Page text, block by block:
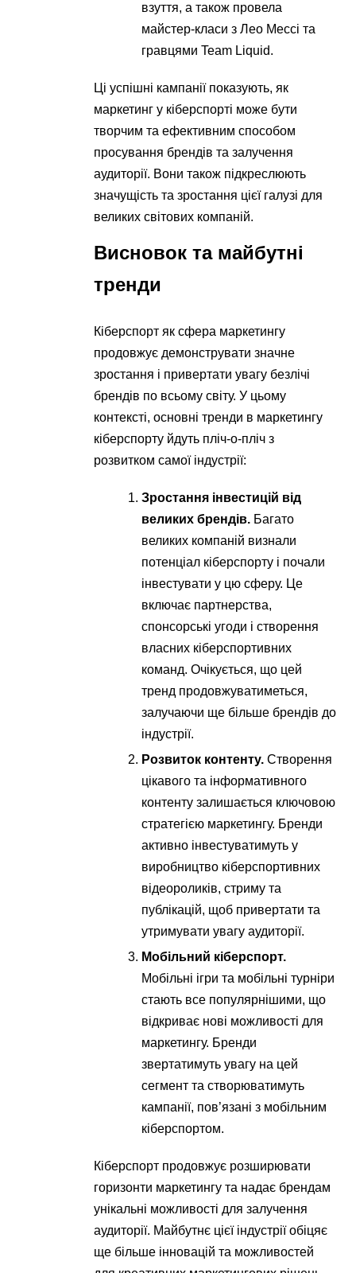
взуття, а також провела
майстер-класи з Лео Мессі та
гравцями Team Liquid.
Ці успішні кампанії показують, як
маркетинг у кіберспорті може бути
творчим та ефективним способом
просування брендів та залучення
аудиторії. Вони також підкреслюють
значущість та зростання цієї галузі для
великих світових компаній.
Висновок та майбутні
тренди
Кіберспорт як сфера маркетингу
продовжує демонструвати значне
зростання і привертати увагу безлічі
брендів по всьому світу. У цьому
контексті, основні тренди в маркетингу
кіберспорту йдуть пліч-о-пліч з
розвитком самої індустрії:
Зростання інвестицій від
великих брендів. Багато
великих компаній визнали
потенціал кіберспорту і почали
інвестувати у цю сферу. Це
включає партнерства,
спонсорські угоди і створення
власних кіберспортивних
команд. Очікується, що цей
тренд продовжуватиметься,
залучаючи ще більше брендів до
індустрії.
Розвиток контенту. Створення
цікавого та інформативного
контенту залишається ключовою
стратегією маркетингу. Бренди
активно інвестуватимуть у
виробництво кіберспортивних
відеороликів, стриму та
публікацій, щоб привертати та
утримувати увагу аудиторії.
Мобільний кіберспорт.
Мобільні ігри та мобільні турніри
стають все популярнішими, що
відкриває нові можливості для
маркетингу. Бренди
звертатимуть увагу на цей
сегмент та створюватимуть
кампанії, пов’язані з мобільним
кіберспортом.
Кіберспорт продовжує розширювати
горизонти маркетингу та надає брендам
унікальні можливості для залучення
аудиторії. Майбутнє цієї індустрії обіцяє
ще більше інновацій та можливостей